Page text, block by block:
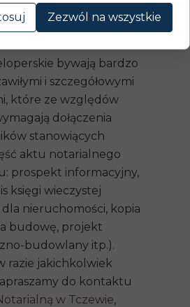
u notariusza
bywają bardzo
i szczegółowymi
które ze względów
dołączenia
stanowiących
aktu notarialnego
prospekt informacyjny,
księgi wieczystej
nieruchomości, kopia
budowę, projekt
budowlany itp.).
razie jakichkolwiek
do kontaktu
w Tczewie,
Zezwól na wszystkie